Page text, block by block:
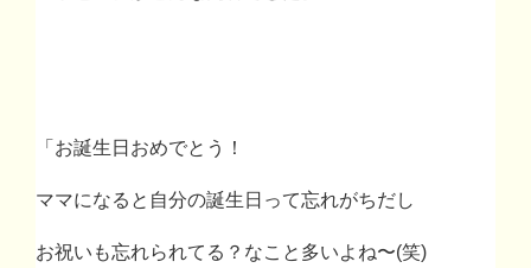
「お誕生日おめでとう！
ママになると自分の誕生日って忘れがちだし
お祝いも忘れられてる？なこと多いよね〜(笑)